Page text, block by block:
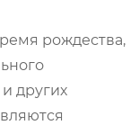
рождества,
других